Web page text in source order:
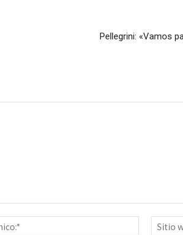
Pellegrini: «Vamos
Correo